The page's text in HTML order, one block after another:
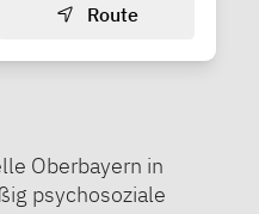
Route
Oberbayern in
psychosoziale